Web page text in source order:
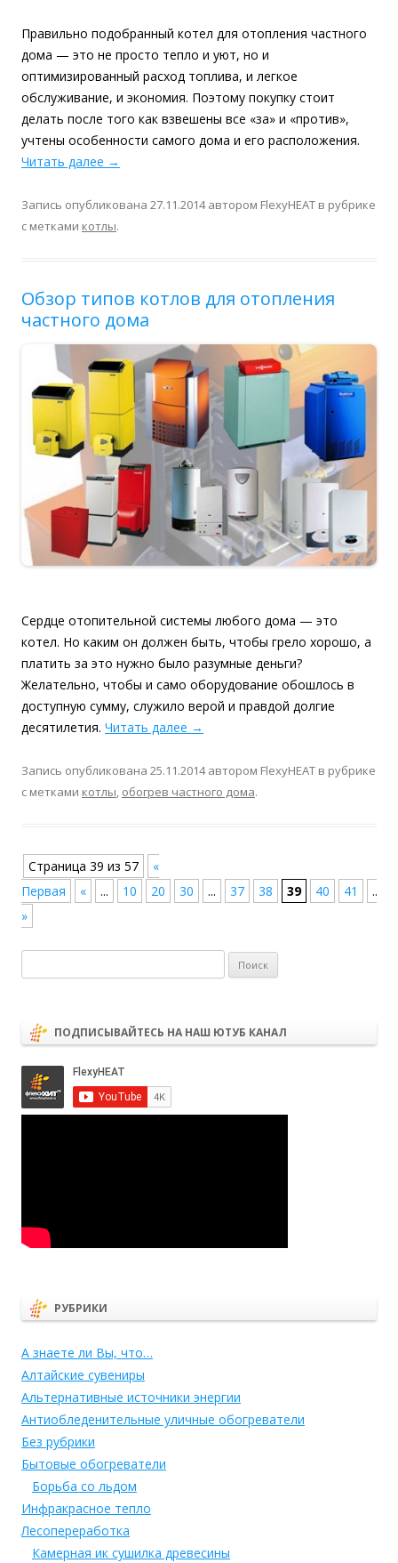
Правильно подобранный котел для отопления частного
дома — это не просто тепло и уют, но и
оптимизированный расход топлива, и легкое
обслуживание, и экономия. Поэтому покупку стоит
делать после того как взвешены все «за» и «против»,
учтены особенности самого дома и его расположения.
Читать далее →
Запись опубликована 27.11.2014автором FlexyHEAT в рубрике
с метками котлы.
Обзор типов котлов для отопления
частного дома
Сердце отопительной системы любого дома — это
котел. Но каким он должен быть, чтобы грело хорошо, а
платить за это нужно было разумные деньги?
Желательно, чтобы и само оборудование обошлось в
доступную сумму, служило верой и правдой долгие
десятилетия. Читать далее →
Запись опубликована 25.11.2014автором FlexyHEAT в рубрике
с метками котлы, обогрев частного дома.
Навигация по записям
Страница 39 из 57
«
Первая
« ... 10 20 30 ... 37 38 39 40 41 ...
»
ПОДПИСЫВАЙТЕСЬ НА НАШ ЮТУБ КАНАЛ
РУБРИКИ
А знаете ли Вы, что…
Алтайские сувениры
Альтернативные источники энергии
Антиобледенительные уличные обогреватели
Без рубрики
Бытовые обогреватели
Борьба со льдом
Инфракрасное тепло
Лесопереработка
Камерная ик сушилка древесины